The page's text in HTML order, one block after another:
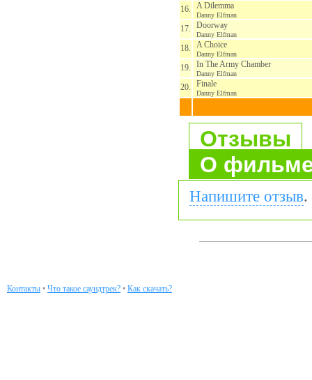
16. A Dilemma
Danny Elfman
17. Doorway
Danny Elfman
18. A Choice
Danny Elfman
19. In The Army Chamber
Danny Elfman
20. Finale
Danny Elfman
Отзывы
О
Напишите отзыв.
Контакты • Что такое саундтрек? • Как скачать?